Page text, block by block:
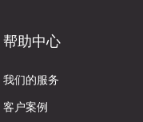
帮助中心
我们的服务
客户案例